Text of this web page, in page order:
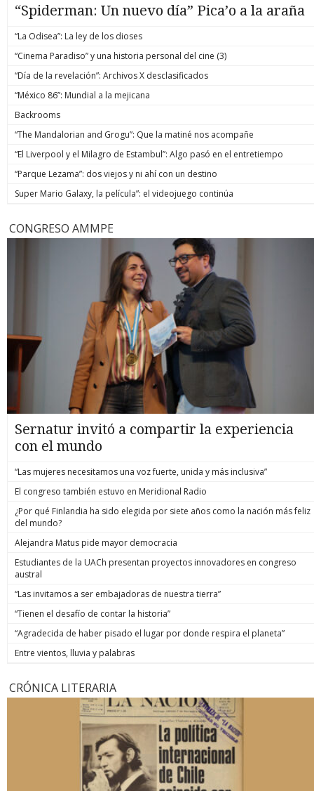
“Spiderman: Un nuevo día” Pica’o a la araña
“La Odisea”: La ley de los dioses
“Cinema Paradiso” y una historia personal del cine (3)
“Día de la revelación”: Archivos X desclasificados
“México 86”: Mundial a la mejicana
Backrooms
“The Mandalorian and Grogu”: Que la matiné nos acompañe
“El Liverpool y el Milagro de Estambul”: Algo pasó en el entretiempo
“Parque Lezama”: dos viejos y ni ahí con un destino
Super Mario Galaxy, la película”: el videojuego continúa
CONGRESO AMMPE
Sernatur invitó a compartir la experiencia
con el mundo
“Las mujeres necesitamos una voz fuerte, unida y más inclusiva”
El congreso también estuvo en Meridional Radio
¿Por qué Finlandia ha sido elegida por siete años como la nación más feliz
del mundo?
Alejandra Matus pide mayor democracia
Estudiantes de la UACh presentan proyectos innovadores en congreso
austral
“Las invitamos a ser embajadoras de nuestra tierra”
“Tienen el desafío de contar la historia”
“Agradecida de haber pisado el lugar por donde respira el planeta”
Entre vientos, lluvia y palabras
CRÓNICA LITERARIA